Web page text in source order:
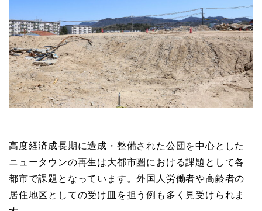
高度経済成長期に造成・整備された公団を中心とした
ニュータウンの再生は大都市圏における課題として各
都市で課題となっています。外国人労働者や高齢者の
居住地区としての受け皿を担う例も多く見受けられま